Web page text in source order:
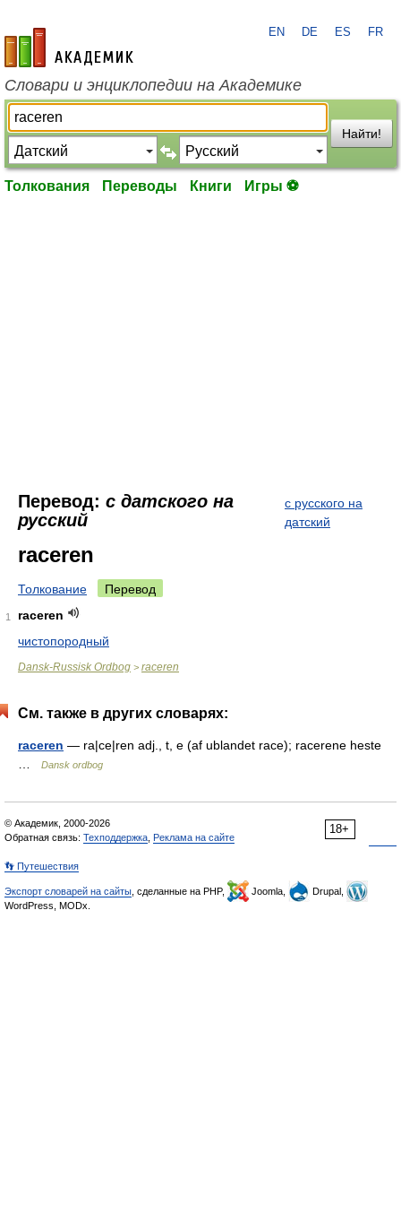
academic.ru
EN DE ES FR
Словари и энциклопедии на Академике
Найти!
Толкования Переводы Книги Игры ⚽
Перевод: с датского на
русский
с русского на
датский
raceren
Толкование Перевод
1
raceren
чистопородный
Dansk-Russisk Ordbog > raceren
См. также в других словарях:
raceren — ra|ce|ren adj., t, e (af ublandet race); racerene heste
Dansk ordbog
18+
© Академик, 2000-2026
Обратная связь: Техподдержка Реклама на сайте
👣 Путешествия
Экспорт словарей на сайты , сделанные на PHP, Joomla,
Drupal,
WordPress, MODx.